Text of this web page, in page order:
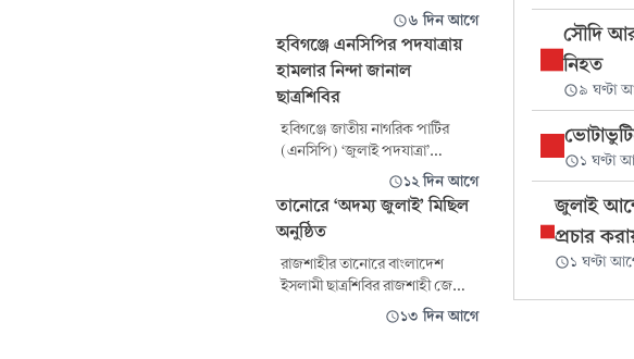
বিশ্ববিদ্যালয়ের আনুষ্ঠানিক
অনুষ্ঠানকে ভন্ডুল করার উদ্দেশে
ছাত্রশিবিরের পরিকল্পিত বিশৃঙ্খলা
সৃষ্টির অপচেষ্টার তীব্র নিন্দা ও
প্রতিবাদ জানিয়েছে ছাত্রদল।
মঙ্গলবার গণমাধ্যমকে পাঠানো এক
বিবৃতিতে ছাত্রদল এ নিন্দা ও প্রতিবাদ
জানায়। বিব
৬ দিন আগে
হবিগঞ্জে এনসিপির পদযাত্রায়
হামলার নিন্দা জানাল
ছাত্রশিবির
হবিগঞ্জে জাতীয় নাগরিক পার্টির
(এনসিপি) ‘জুলাই পদযাত্রা’
কর্মসূচিতে দলটির শীর্ষ নেতা
সারজিস আলম, নাসীরুদ্দীন
পাটওয়ারীসহ নেতাকর্মীদের ওপর
হামলার ঘটনায় তীব্র নিন্দা ও
প্রতিবাদ জানিয়েছে বাংলাদেশ
ইসলামী ছাত্রশিবির। মঙ্গলবার (২৮
জুলাই) এক যৌথ বিবৃতিতে
ছাত্রশিবিরের কেন্দ্রীয় সভাপতি নূরুল
১২ দিন আগে
তানোরে ‘অদম্য জুলাই’ মিছিল
অনুষ্ঠিত
রাজশাহীর তানোরে বাংলাদেশ
ইসলামী ছাত্রশিবির রাজশাহী জেলা
পশ্চিম শাখার উদ্যোগে উপশাখা
দায়িত্বশীল কর্মশালা এবং ‘অদম্য
১৩ দিন আগে
সৌদি
নিহত
৯ ঘণ্টা
১ ঘণ্টা
জুলাই
প্রচার
১ ঘণ্টা